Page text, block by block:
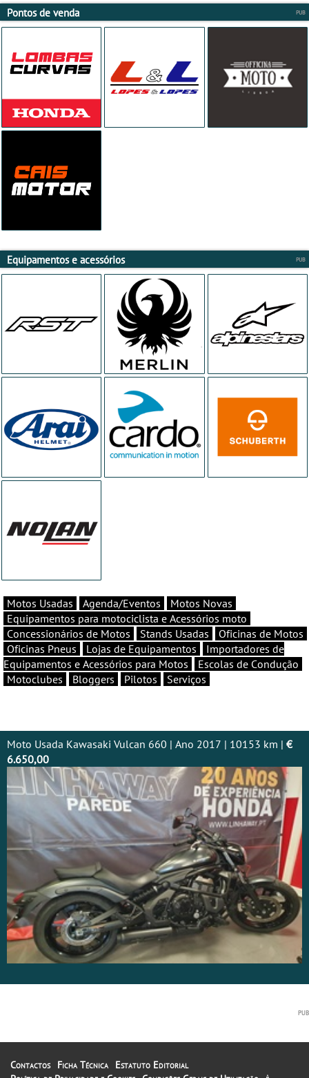
Pontos de venda
Equipamentos e acessórios
Motos Usadas Agenda/Eventos
Motos Novas
Equipamentos para motociclista e Acessórios moto
Concessionários de Motos
Stands Usadas
Oficinas de Motos
Oficinas Pneus
Lojas de Equipamentos
Importadores de
Equipamentos e Acessórios para Motos
Escolas de Condução
Motoclubes
Bloggers Pilotos Serviços
Moto Usada Kawasaki Vulcan 660 | Ano 2017 | 10153 km | €
6.650,00
Contactos Ficha Técnica
Estatuto Editorial